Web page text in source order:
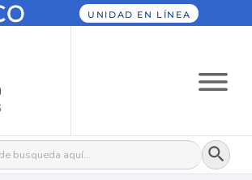
UNIDAD EN LÍNEA
Botón